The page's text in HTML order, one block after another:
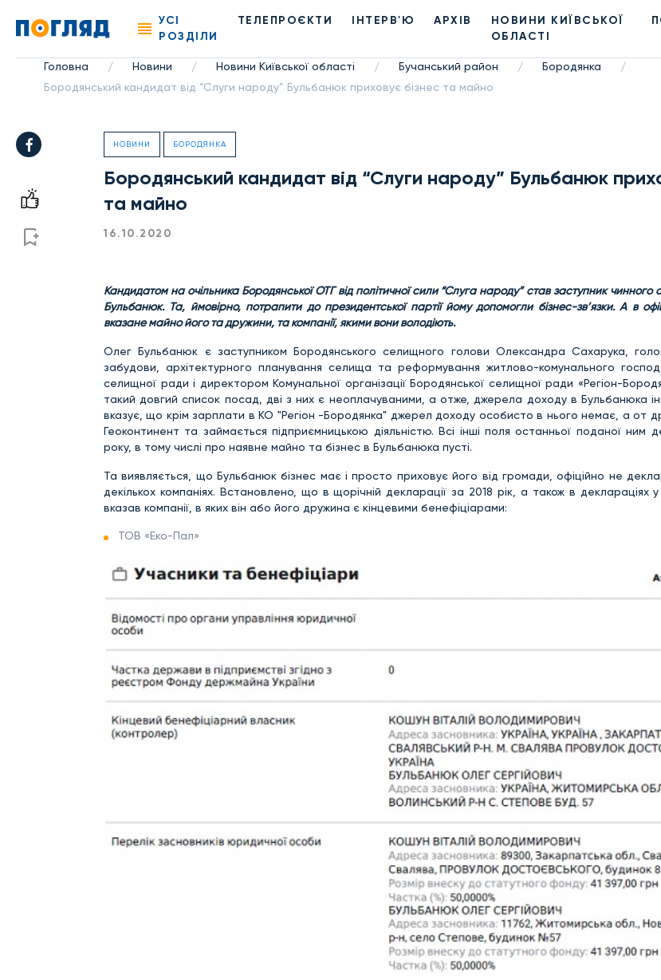
УСІ
РОЗДІЛИ
ТЕЛЕПРОЄКТИ ІНТЕРВ'Ю АРХІВ
НОВИНИ КИЇВСЬКОЇ
ОБЛАСТІ
Головна / Новини / Новини Київської області / Бучанський район / Бородянка
/
Бородянський кандидат від “Слуги народу” Бульбанюк приховує бізнес та майно
НОВИНИ БОРОДЯНКА
Бородянський кандидат від “Слуги народу” Бульбанюк
та майно
16.10.2020
Кандидатом на очільника Бородянської ОТГ від політичної сили “Слуга народу” став заступник
Бульбанюк. Та, ймовірно, потрапити до президентської партії йому допомогли бізнес-зв’язки. А в
вказане майно його та дружини, та компанії, якими вони володіють.
Олег Бульбанюк є заступником Бородянського селищного голови Олександра Сахарука,
забудови, архітектурного планування селища та реформування житлово-комунального
селищної ради і директором Комунальної організації Бородянської селищної ради «Регіон-
такий довгий список посад, дві з них є неоплачуваними, а отже, джерела доходу в Бульбанюка
вказує, що крім зарплати в КО "Регіон -Бородянка" джерел доходу особисто в нього немає, а от
Геоконтинент та займається підприємницькою діяльністю. Всі інші поля останньої поданої ним
року, в тому числі про наявне майно та бізнес в Бульбанюка пусті.
Та виявляється, що Бульбанюк бізнес має і просто приховує його від громади, офіційно не
декількох компаніях. Встановлено, що в щорічній декларації за 2018 рік, а також в деклараціях
вказав компанії, в яких він або його дружина є кінцевими бенефіціарами:
ТОВ «Еко-Пал»